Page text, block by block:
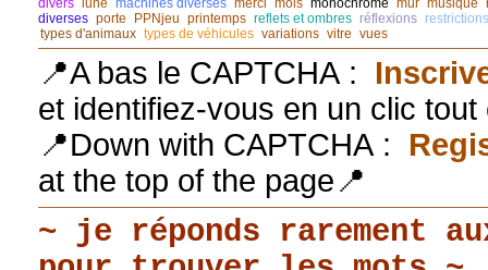
diverses porte PPNjeu printemps reflets et ombres réflexions restrictions
types d'animaux types de véhicules variations vitre vues
📍A bas le CAPTCHA :
et identifiez-vous en un clic
📍Down with CAPTCHA :
at the top of the page📍
~ je réponds rarement